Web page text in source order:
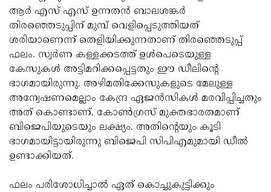
ആര്‍ എസ് എസ് ഉന്നതന്‍ ബാലശങ്കര്‍
തിരഞ്ഞെടുപ്പിന് മുമ്പ് വെളിപ്പെടുത്തിയത്
ശരിയാണെന്ന് തെളിയിക്കുന്നതാണ് തിരഞ്ഞെടുപ്പ്
ഫലം. സ്വർണ കള്ളക്കടത്ത് ഉള്‍പെടെയുള്ള
കേസുകള്‍ അട്ടിമറിക്കപ്പെട്ടതും ഈ ഡീലിന്റെ
ഭാഗമായിരുന്നു. അഴിമതിക്കേസുകളുടെ മേലുള്ള
അന്വേഷണമെല്ലാം കേന്ദ്ര ഏജന്‍സികള്‍ മരവിപ്പിച്ചതും
അത് കൊണ്ടാണ്. കോണ്‍ഗ്രസ് മുക്തഭാരതമാണ്
ബിജെപിയുടെയും ലക്ഷ്യം. അതിന്റെയും കൂടി
ഭാഗമായിട്ടായിരുന്നു ബിജെപി സിപിഎമുമായി ഡീല്‍
ഉണ്ടാക്കിയത്.
ഫലം പരിശോധിച്ചാല്‍ ഏത് കൊച്ചുകുട്ടിക്കും